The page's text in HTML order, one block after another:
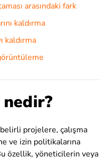
arasındaki fark
kaldırma
kaldırma
nedir?
projelere, çalışma
ve izin politikalarına
özellik, yöneticilerin veya